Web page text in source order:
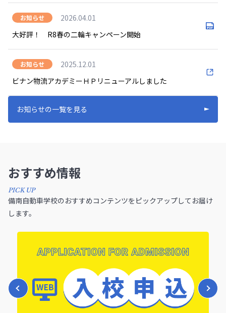
お知らせ
2026.04.01
大好評！ R8春の二輪キャンペーン開始
お知らせ
2025.12.01
ビナン物流アカデミーＨＰリニューアルしました
お知らせの一覧を見る
おすすめ情報
PICK UP
備南自動車学校のおすすめコンテンツをピックアップしてお届け
します。